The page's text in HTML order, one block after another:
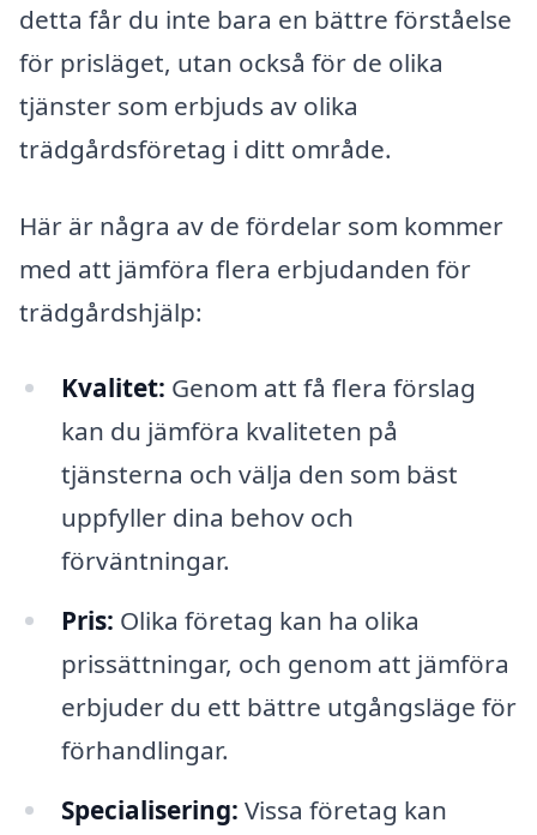
detta får du inte bara en bättre förståelse
för prisläget, utan också för de olika
tjänster som erbjuds av olika
trädgårdsföretag i ditt område.
Här är några av de fördelar som kommer
med att jämföra flera erbjudanden för
trädgårdshjälp:
Kvalitet: Genom att få flera förslag
kan du jämföra kvaliteten på
tjänsterna och välja den som bäst
uppfyller dina behov och
förväntningar.
Pris: Olika företag kan ha olika
prissättningar, och genom att jämföra
erbjuder du ett bättre utgångsläge för
förhandlingar.
Specialisering: Vissa företag kan